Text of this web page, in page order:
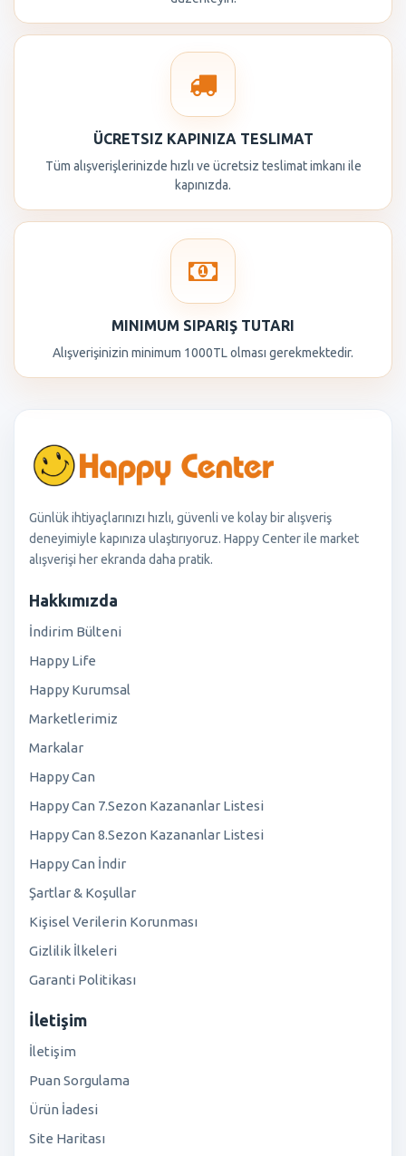
ÜCRETSIZ KAPINIZA TESLIMAT
Tüm alışverişlerinizde hızlı ve ücretsiz teslimat imkanı ile
kapınızda.
MINIMUM SIPARIŞ TUTARI
Alışverişinizin minimum 1000TL olması gerekmektedir.
Günlük ihtiyaçlarınızı hızlı, güvenli ve kolay bir alışveriş
deneyimiyle kapınıza ulaştırıyoruz. Happy Center ile market
alışverişi her ekranda daha pratik.
Hakkımızda
İndirim Bülteni
Happy Life
Happy Kurumsal
Marketlerimiz
Markalar
Happy Can
Happy Can 7.Sezon Kazananlar Listesi
Happy Can 8.Sezon Kazananlar Listesi
Happy Can İndir
Şartlar & Koşullar
Kişisel Verilerin Korunması
Gizlilik İlkeleri
Garanti Politikası
İletişim
İletişim
Puan Sorgulama
Ürün İadesi
Site Haritası